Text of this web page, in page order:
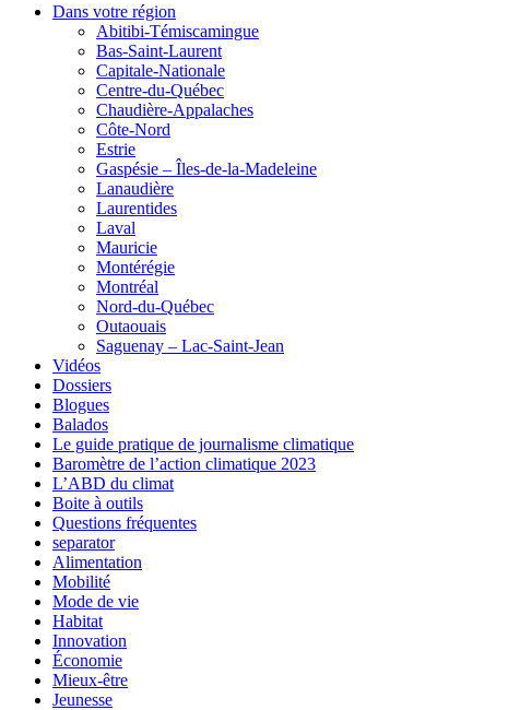
Dans votre région
Abitibi-Témiscamingue
Bas-Saint-Laurent
Capitale-Nationale
Centre-du-Québec
Chaudière-Appalaches
Côte-Nord
Estrie
Gaspésie – Îles-de-la-Madeleine
Lanaudière
Laurentides
Laval
Mauricie
Montérégie
Montréal
Nord-du-Québec
Outaouais
Saguenay – Lac-Saint-Jean
Vidéos
Dossiers
Blogues
Balados
Le guide pratique de journalisme climatique
Baromètre de l’action climatique 2023
L’ABD du climat
Boite à outils
Questions fréquentes
separator
Alimentation
Mobilité
Mode de vie
Habitat
Innovation
Économie
Mieux-être
Jeunesse